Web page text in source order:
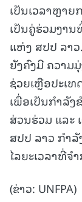
ເປັນເວລາຫຼາຍ
ເປັນຄູ່ຮ່ວມງານ
ແຫ່ງ ສປປ ລາວ
ຍັງຄົງມີ ຄວາ
ຊ່ວຍເຫຼືອປະເ
ເພື່ອເປັນກຳລັ
ສ່ວນຮ່ວມ ແລະ
ສປປ ລາວ ກຳ
ໄລຍະເວລາທີ່ຈ
(ຂ່າວ: UNFPA)